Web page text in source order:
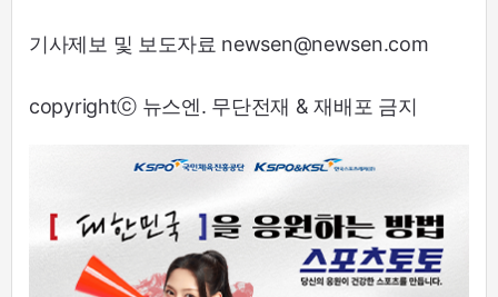
기사제보 및 보도자료 newsen@newsen.com
copyrightⓒ 뉴스엔. 무단전재 & 재배포 금지